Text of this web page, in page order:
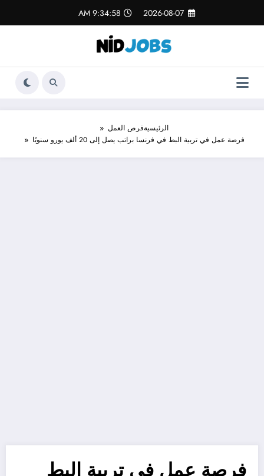
المحتوى
2026-08-07
9:34:58 AM
الرئيسيةفرص العمل
فرصة عمل في تربية البط في فرنسا براتب يصل إلى 20 ألف يورو سنويًا
فرصة عمل في تربية البط